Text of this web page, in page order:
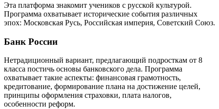
Эта платформа знакомит учеников с русской культурой.
Программа охватывает исторические события различных
эпох: Московская Русь, Российская империя, Советский Союз.
Банк России
Нетрадиционный вариант, предлагающий подросткам от 8
класса постичь основы банковского дела. Программа
охватывает такие аспекты: финансовая грамотность,
кредитование, формирование плана на достижение целей,
принципы оформления страховки, плата налогов,
особенности реформ.